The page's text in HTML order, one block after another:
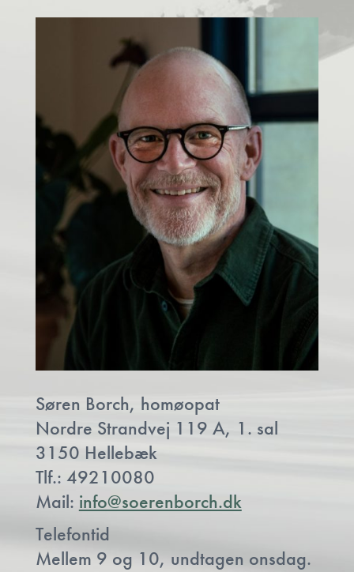
Søren Borch, homøopat
Nordre Strandvej 119 A, 1. sal
3150 Hellebæk
Tlf.: 49210080
Mail: info@soerenborch.dk
Telefontid
Mellem 9 og 10, undtagen onsdag.